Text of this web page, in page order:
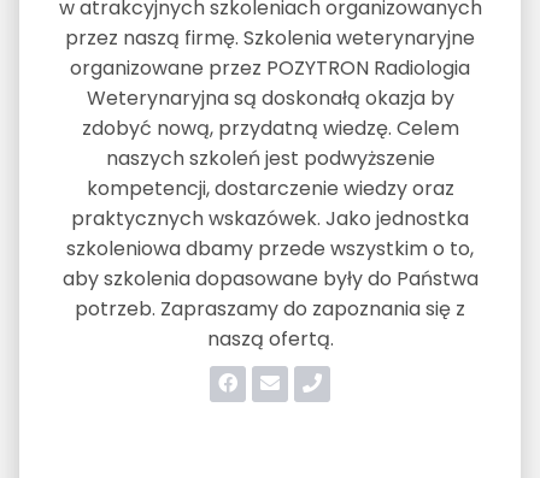
w atrakcyjnych szkoleniach organizowanych
przez naszą firmę. Szkolenia weterynaryjne
organizowane przez POZYTRON Radiologia
Weterynaryjna są doskonałą okazja by
zdobyć nową, przydatną wiedzę. Celem
naszych szkoleń jest podwyższenie
kompetencji, dostarczenie wiedzy oraz
praktycznych wskazówek. Jako jednostka
szkoleniowa dbamy przede wszystkim o to,
aby szkolenia dopasowane były do Państwa
potrzeb. Zapraszamy do zapoznania się z
naszą ofertą.